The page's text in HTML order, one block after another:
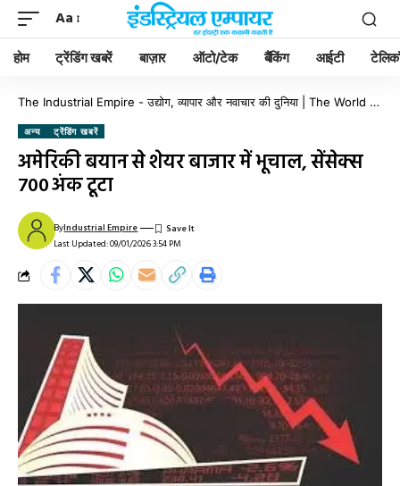
Aa
होम ट्रेंडिंग खबरें बाज़ार ऑटो/टेक बैंकिंग आईटी
The Industrial Empire - उद्योग, व्यापार और नवाचार की दुनिया | The World of Industry, Business & Innovation
अन्य ट्रेंडिंग खबरें
अमेरिकी बयान से शेयर बाजार में भूचाल, सेंसेक्स
700 अंक टूटा
Last Updated: 09/01/2026 3:54 PM
ByIndustrial Empire